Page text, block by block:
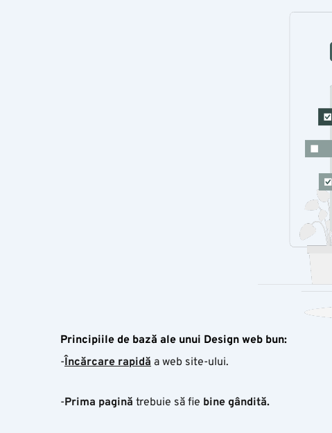
Principiile de bază ale unui Design web bun:
-Încărcare rapidă a web site-ului.
-Prima pagină trebuie să fie bine gândită.